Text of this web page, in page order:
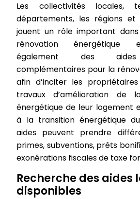
Les collectivités locales,
départements, les régions et
jouent un rôle important
rénovation énergétique
également des aides
complémentaires pour la
afin d’inciter les
travaux d’amélioration de
énergétique de leur logement
à la transition énergétique
aides peuvent prendre
primes, subventions, prêts
exonérations fiscales de taxe
Recherche des aides
disponibles